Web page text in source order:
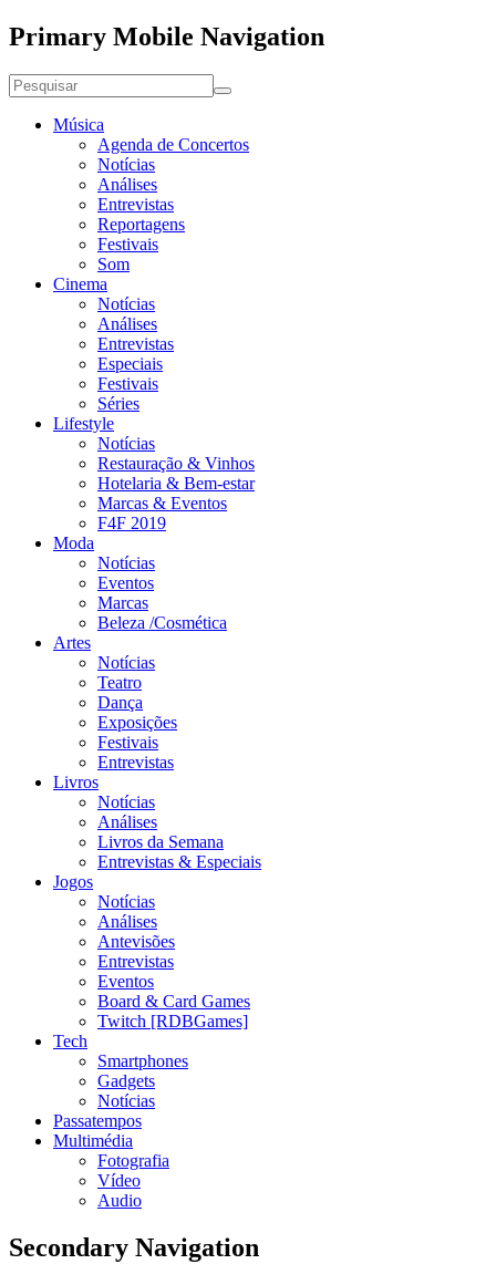
Primary Mobile Navigation
Música
Agenda de Concertos
Notícias
Análises
Entrevistas
Reportagens
Festivais
Som
Cinema
Notícias
Análises
Entrevistas
Especiais
Festivais
Séries
Lifestyle
Notícias
Restauração & Vinhos
Hotelaria & Bem-estar
Marcas & Eventos
F4F 2019
Moda
Notícias
Eventos
Marcas
Beleza /Cosmética
Artes
Notícias
Teatro
Dança
Exposições
Festivais
Entrevistas
Livros
Notícias
Análises
Livros da Semana
Entrevistas & Especiais
Jogos
Notícias
Análises
Antevisões
Entrevistas
Eventos
Board & Card Games
Twitch [RDBGames]
Tech
Smartphones
Gadgets
Notícias
Passatempos
Multimédia
Fotografia
Vídeo
Audio
Secondary Navigation